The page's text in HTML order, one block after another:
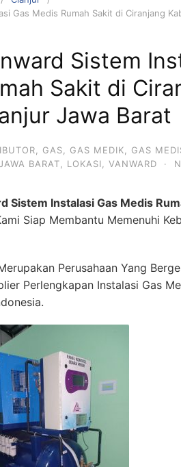
Gas Medis Rumah Sakit di Ciranjang
Sistem
Sakit di
Jawa Barat
GAS GAS MEDIK GAS
BARAT LOKASI VANWARD ·
Sistem Instalasi Gas Medis
Siap Membantu Memenuhi
Perusahaan Yang
Perlengkapan Instalasi Gas